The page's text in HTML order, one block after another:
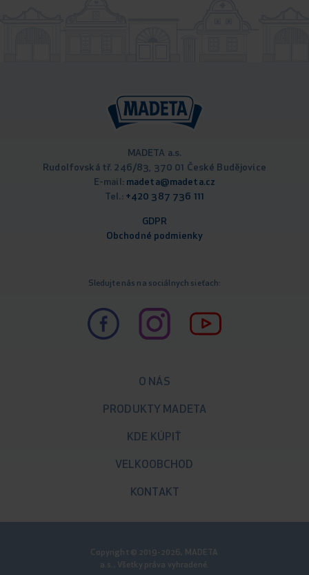
MADETA a.s.
Rudolfovská tř. 246/83, 370 01 České Budějovice
E-mail: madeta@madeta.cz
Tel.: +420 387 736 111
GDPR
Obchodné podmienky
Sledujte nás na sociálnych sieťach:
O NÁS
PRODUKTY MADETA
KDE KÚPIŤ
VELKOOBCHOD
KONTAKT
Copyright © 2019-2026, MADETA
a.s., Všetky práva vyhradené.